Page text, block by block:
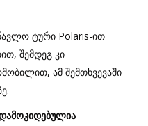
ტური Polaris-ით
შემდეგ კი
ამ შემთხვევაში